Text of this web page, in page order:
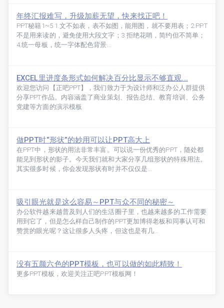
年终汇报难写，升级加薪无望，快来找正吧！
PPT秘籍1~5 1.文不如表，表不如图，能用图，就不要用表；2.PPT
不是用来读的，避免使用大段文字；3.拒绝花哨，简约但不简单；
4.统一母板，统一字体配色背景...
EXCEL里进度条形式如何解决百分比显示不够直观...
欢迎您访问【正吧PPT】，我们致力于为设计师和泛办公人群提供
分享PPT作品。内容涵盖了商业策划、报告总结、教育培训、公务
党建等方面的演示模板
做PPT时“形状”的妙用可以让PPT高大上
在PPT中，形状的用法非常丰富。可以说一份优秀的PPT，随处都
能见到形状的影子。今天我们就和大家分享几组形状的特殊用法。
其实很多时候，你会发现形状有时并不仅仅是...
吸引眼光就是这么容易～PPT与众不同的秘密～
办公软件越来越普及到人们的生活圈子里，也越来越多的工作需要
用到它了，但是怎么样自己制作的PPT更加博得老板和同事认可和
赞赏的眼光呢？这让很多人头疼，但这也是有几...
没有五颜六色的PPT模板，也可以做的如此精致！
更多PPT模板，欢迎关注正吧PPT模板网！